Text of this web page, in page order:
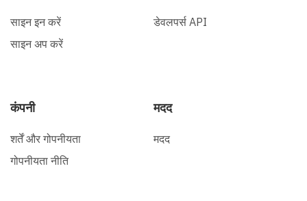
साइन इन करें
साइन अप करें
डेवलपर्स API
कंपनी
शर्तें और गोपनीयता
गोपनीयता नीति
मदद
मदद